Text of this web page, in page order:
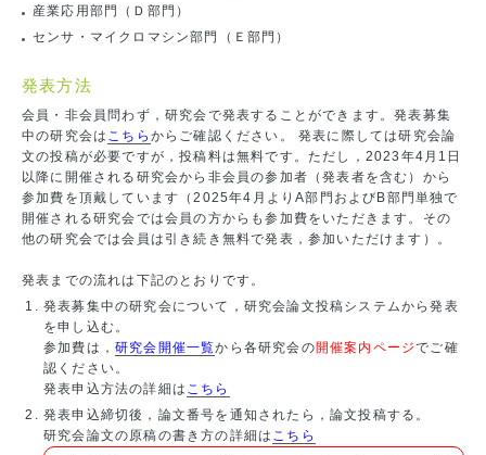
産業応用部門（Ｄ部門）
センサ・マイクロマシン部門（Ｅ部門）
発表方法
会員・非会員問わず，研究会で発表することができます。発表募集
中の研究会は こちら からご確認ください。 発表に際しては研究会論
文の投稿が必要ですが，投稿料は無料です。ただし，2023年4月1日
以降に開催される研究会から非会員の参加者（発表者を含む）から
参加費を頂戴しています（2025年4月よりA部門およびB部門単独で
開催される研究会では会員の方からも参加費をいただきます。その
他の研究会では会員は引き続き無料で発表，参加いただけます）。
発表までの流れは下記のとおりです。
発表募集中の研究会について，研究会論文投稿システムから発表
を申し込む。
参加費は， 研究会開催一覧から各研究会の開催案内ページでご確
認ください。
発表申込方法の詳細は こちら
発表申込締切後，論文番号を通知されたら，論文投稿する。
研究会論文の原稿の書き方の詳細は こちら